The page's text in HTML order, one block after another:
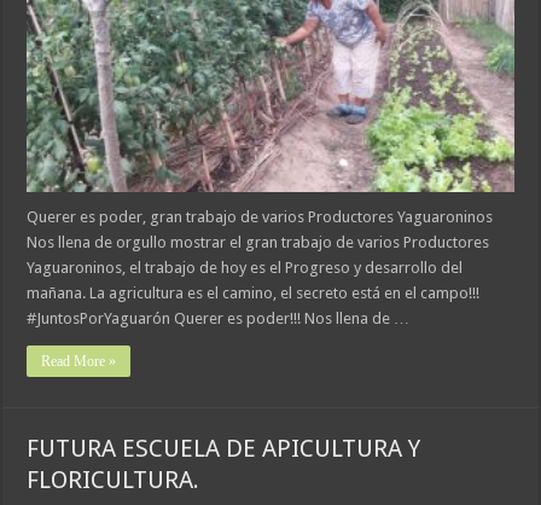
Querer es poder, gran trabajo de varios Productores Yaguaroninos
Nos llena de orgullo mostrar el gran trabajo de varios Productores
Yaguaroninos, el trabajo de hoy es el Progreso y desarrollo del
mañana. La agricultura es el camino, el secreto está en el campo!!!
#JuntosPorYaguarón Querer es poder!!! Nos llena de …
Read More »
FUTURA ESCUELA DE APICULTURA Y
FLORICULTURA.